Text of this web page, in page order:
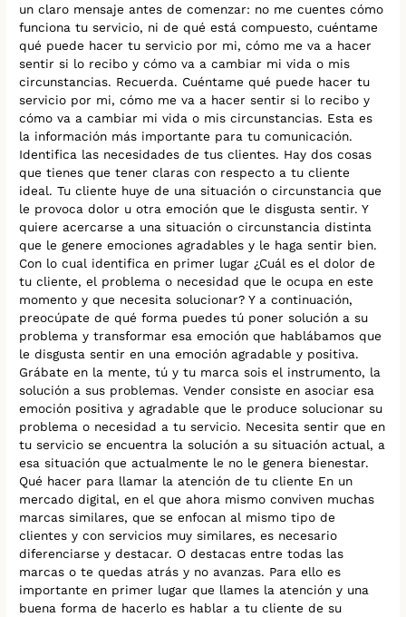
un claro mensaje antes de comenzar: no me cuentes cómo
funciona tu servicio, ni de qué está compuesto, cuéntame
qué puede hacer tu servicio por mi, cómo me va a hacer
sentir si lo recibo y cómo va a cambiar mi vida o mis
circunstancias. Recuerda. Cuéntame qué puede hacer tu
servicio por mi, cómo me va a hacer sentir si lo recibo y
cómo va a cambiar mi vida o mis circunstancias. Esta es
la información más importante para tu comunicación.
Identifica las necesidades de tus clientes. Hay dos cosas
que tienes que tener claras con respecto a tu cliente
ideal. Tu cliente huye de una situación o circunstancia que
le provoca dolor u otra emoción que le disgusta sentir. Y
quiere acercarse a una situación o circunstancia distinta
que le genere emociones agradables y le haga sentir bien.
Con lo cual identifica en primer lugar ¿Cuál es el dolor de
tu cliente, el problema o necesidad que le ocupa en este
momento y que necesita solucionar? Y a continuación,
preocúpate de qué forma puedes tú poner solución a su
problema y transformar esa emoción que hablábamos que
le disgusta sentir en una emoción agradable y positiva.
Grábate en la mente, tú y tu marca sois el instrumento, la
solución a sus problemas. Vender consiste en asociar esa
emoción positiva y agradable que le produce solucionar su
problema o necesidad a tu servicio. Necesita sentir que en
tu servicio se encuentra la solución a su situación actual, a
esa situación que actualmente le no le genera bienestar.
Qué hacer para llamar la atención de tu cliente En un
mercado digital, en el que ahora mismo conviven muchas
marcas similares, que se enfocan al mismo tipo de
clientes y con servicios muy similares, es necesario
diferenciarse y destacar. O destacas entre todas las
marcas o te quedas atrás y no avanzas. Para ello es
importante en primer lugar que llames la atención y una
buena forma de hacerlo es hablar a tu cliente de su